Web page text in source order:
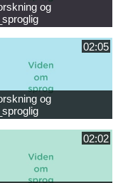
og
6-8 år.mp402:05
og
med dit barn
år.mp4
02:02